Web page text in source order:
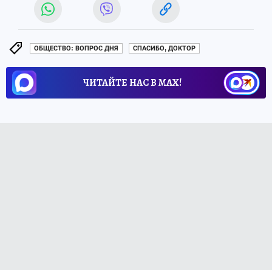
ОБЩЕСТВО: ВОПРОС ДНЯ СПАСИБО, ДОКТОР
ЧИТАЙТЕ НАС В МАХ!